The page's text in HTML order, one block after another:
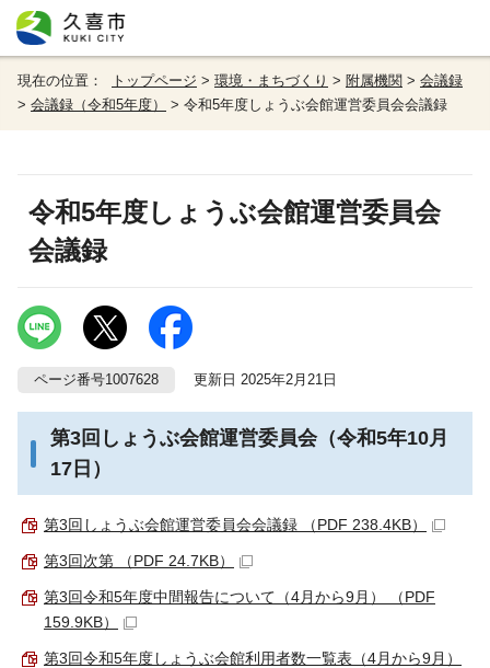
現在の位置： トップページ > 環境・まちづくり > 附属機関 > 会議録
> 会議録（令和5年度） > 令和5年度しょうぶ会館運営委員会会議録
令和5年度しょうぶ会館運営委員会
会議録
ページ番号1007628 更新日 2025年2月21日
第3回しょうぶ会館運営委員会（令和5年10月
17日）
第3回しょうぶ会館運営委員会会議録 （PDF 238.4KB）
第3回次第 （PDF 24.7KB）
第3回令和5年度中間報告について（4月から9月） （PDF
159.9KB）
第3回令和5年度しょうぶ会館利用者数一覧表（4月から9月）